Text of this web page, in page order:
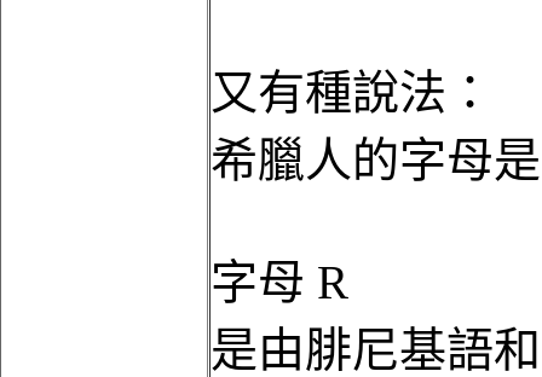
又有種說法：
希臘人的字母
字母 R
是由腓尼基語